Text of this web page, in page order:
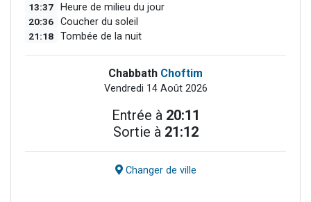
13:37 Heure de milieu du jour
20:36 Coucher du soleil
21:18 Tombée de la nuit
Chabbath Choftim
Vendredi 14 Août 2026
Entrée à 20:11
Sortie à 21:12
Changer de ville